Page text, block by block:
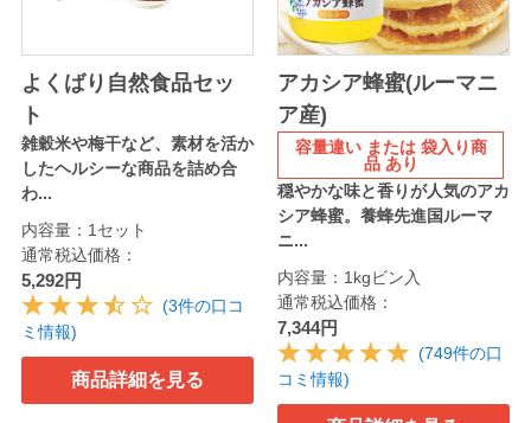
よくばり自然食品セッ
ト
雑穀米や梅干など、素材を活か
したヘルシーな商品を詰め合
わ...
内容量：1セット
通常税込価格：
5,292円
(3件の口コ
ミ情報)
商品詳細を見る
アカシア蜂蜜(ルーマニ
ア産)
容量違い または 袋入り商
品 あり
穏やかな味と香りが人気のアカ
シア蜂蜜。養蜂先進国ルーマ
ニ...
内容量：1kgビン入
通常税込価格：
7,344円
(749件の口
コミ情報)